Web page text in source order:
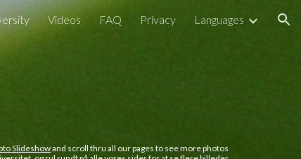
Videos FAQ Privacy Languages
Slideshowand scroll thru all our pages to see more photos